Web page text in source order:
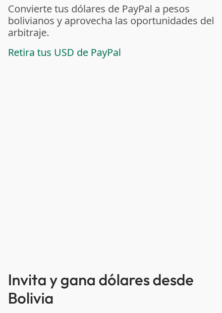
Convierte tus dólares de PayPal a pesos
bolivianos y aprovecha las oportunidades del
arbitraje.
Retira tus USD de PayPal
Invita y gana dólares desde
Bolivia